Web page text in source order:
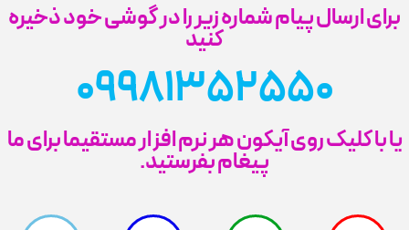
برای ارسال پیام شماره زیر را در گوشی خود ذخیره
کنید
09981352550
یا با کلیک روی آیکون هر نرم افزار مستقیما برای ما
پیغام بفرستید.